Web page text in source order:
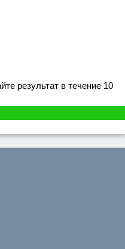
результат в течение 10